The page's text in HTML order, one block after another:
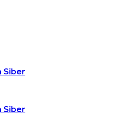
Siber
Siber